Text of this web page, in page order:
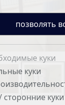
куки
куки
куки